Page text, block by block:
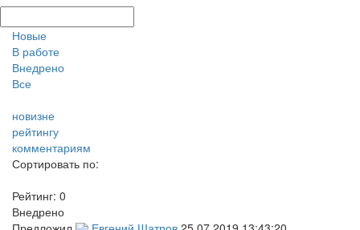
Новые
В работе
Внедрено
Все
новизне
рейтингу
комментариям
Сортировать по:
Рейтинг: 0
Внедрено